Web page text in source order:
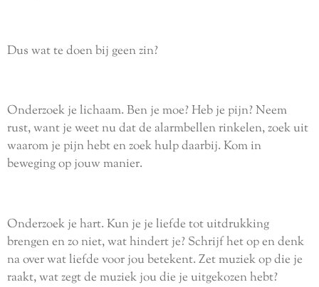
Dus wat te doen bij geen zin?
Onderzoek je lichaam. Ben je moe? Heb je pijn? Neem
rust, want je weet nu dat de alarmbellen rinkelen, zoek uit
waarom je pijn hebt en zoek hulp daarbij. Kom in
beweging op jouw manier.
Onderzoek je hart. Kun je je liefde tot uitdrukking
brengen en zo niet, wat hindert je? Schrijf het op en denk
na over wat liefde voor jou betekent. Zet muziek op die je
raakt, wat zegt de muziek jou die je uitgekozen hebt?